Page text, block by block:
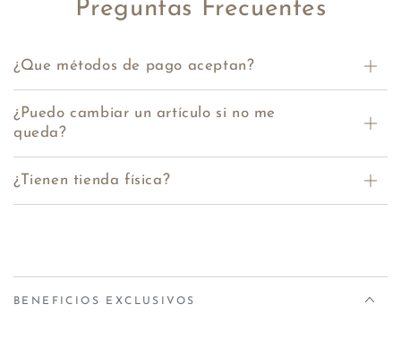
Preguntas Frecuentes
¿Que métodos de pago aceptan?
¿Puedo cambiar un artículo si no me
queda?
¿Tienen tienda física?
BENEFICIOS EXCLUSIVOS